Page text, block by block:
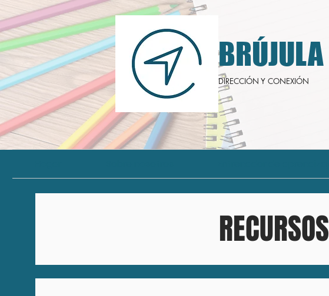
BRÚJULA
DIRECCIÓN Y CONEXIÓN